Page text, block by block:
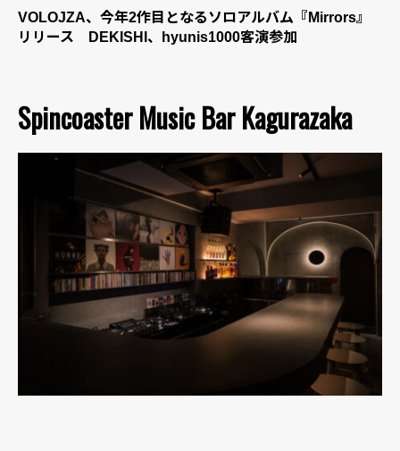
VOLOJZA、今年2作目となるソロアルバム『Mirrors』
リリース DEKISHI、hyunis1000客演参加
Spincoaster Music Bar Kagurazaka